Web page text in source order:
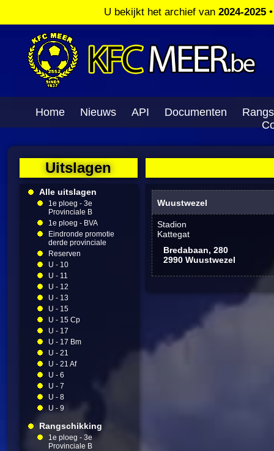
U bekijkt het archief van 2024-2025
Home Nieuws API Documenten
Uitslagen
Alle uitslagen
1e ploeg - 3e
Provinciale B
1e ploeg - BVA
Eindronde promotie
derde provinciale
Reserven
U - 10
U - 11
U - 12
U - 13
U - 15
U - 15 Cp
U - 17
U - 17 Bm
U - 21
U - 21 Af
U - 6
U - 7
U - 8
U - 9
Rangschikking
1e ploeg - 3e
Provinciale B
Wuustwezel
Stadion
Kattegat
Bredabaan, 280
2990 Wuustwezel